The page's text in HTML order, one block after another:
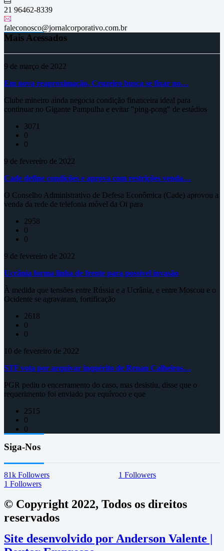
21 96462-8339
faleconosco@jornalcorporativo.com.br
Mais Acessados
9 de março de 2022
Em nova reaproximação, Cruzeiro busca se fixar no…
Clube mineiro ainda negocia condição financeira ideal para
continuar no Gigante Pampulha e evitar "ping-pong" de estádios
3071
0
0
9 de fevereiro de 2022
Cade define condições e aprova com restrições venda…
O Conselho Administrativo de Defesa Econômica (Cade) aprovou a
venda da rede de telefonia móvel da Oi para
2958
0
0
9 de fevereiro de 2022
Ucrânia forma linha de frente para possível invasão
À medida que tensões entre Rússia e a Ucrânia, e entre Moscou e o
Ocidente se agravaram, fortificação
2618
0
0
10 de fevereiro de 2022
STF vota por arquivar inquérito de Renan Calheiros…
PGR pediu o encerramento do caso, mas desistiu, disse que o
requerimento foi enviado por equívoco e que
2515
0
0
Siga-Nos
81k Followers 1 Followers
1 Followers
© Copyright 2022, Todos os direitos
reservados
Site desenvolvido por Anderson Valente |